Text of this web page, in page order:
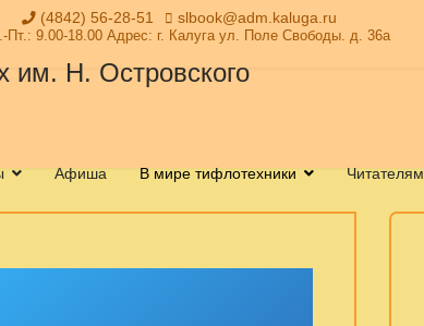
(4842) 56-28-51 slbook@adm.kaluga.ru
Пт.: 9.00-18.00 Адрес: г. Калуга ул. Поле Свободы. д. 36а
Афиша В мире тифлотехники Читателям